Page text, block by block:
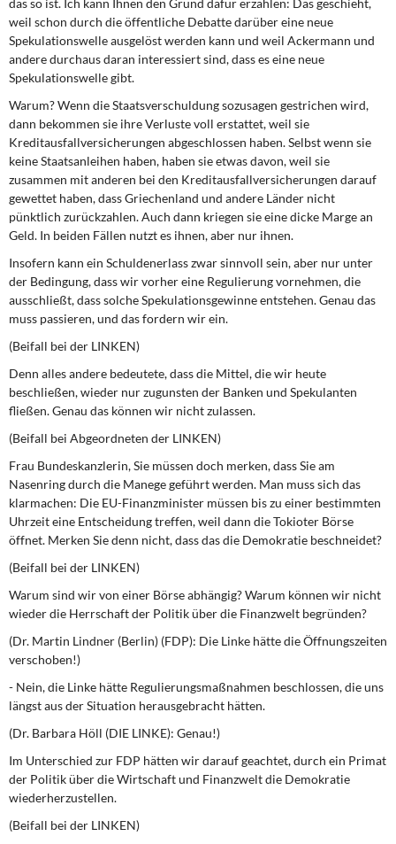
das so ist. Ich kann Ihnen den Grund dafür erzählen: Das geschieht,
weil schon durch die öffentliche Debatte darüber eine neue
Spekulationswelle ausgelöst werden kann und weil Ackermann und
andere durchaus daran interessiert sind, dass es eine neue
Spekulationswelle gibt.
Warum? Wenn die Staatsverschuldung sozusagen gestrichen wird,
dann bekommen sie ihre Verluste voll erstattet, weil sie
Kreditausfallversicherungen abgeschlossen haben. Selbst wenn sie
keine Staatsanleihen haben, haben sie etwas davon, weil sie
zusammen mit anderen bei den Kreditausfallversicherungen darauf
gewettet haben, dass Griechenland und andere Länder nicht
pünktlich zurückzahlen. Auch dann kriegen sie eine dicke Marge an
Geld. In beiden Fällen nutzt es ihnen, aber nur ihnen.
Insofern kann ein Schuldenerlass zwar sinnvoll sein, aber nur unter
der Bedingung, dass wir vorher eine Regulierung vornehmen, die
ausschließt, dass solche Spekulationsgewinne entstehen. Genau das
muss passieren, und das fordern wir ein.
(Beifall bei der LINKEN)
Denn alles andere bedeutete, dass die Mittel, die wir heute
beschließen, wieder nur zugunsten der Banken und Spekulanten
fließen. Genau das können wir nicht zulassen.
(Beifall bei Abgeordneten der LINKEN)
Frau Bundeskanzlerin, Sie müssen doch merken, dass Sie am
Nasenring durch die Manege geführt werden. Man muss sich das
klarmachen: Die EU-Finanzminister müssen bis zu einer bestimmten
Uhrzeit eine Entscheidung treffen, weil dann die Tokioter Börse
öffnet. Merken Sie denn nicht, dass das die Demokratie beschneidet?
(Beifall bei der LINKEN)
Warum sind wir von einer Börse abhängig? Warum können wir nicht
wieder die Herrschaft der Politik über die Finanzwelt begründen?
(Dr. Martin Lindner (Berlin) (FDP): Die Linke hätte die Öffnungszeiten
verschoben!)
- Nein, die Linke hätte Regulierungsmaßnahmen beschlossen, die uns
längst aus der Situation herausgebracht hätten.
(Dr. Barbara Höll (DIE LINKE): Genau!)
Im Unterschied zur FDP hätten wir darauf geachtet, durch ein Primat
der Politik über die Wirtschaft und Finanzwelt die Demokratie
wiederherzustellen.
(Beifall bei der LINKEN)